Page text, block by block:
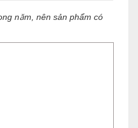
năm, nên sản phẩm có